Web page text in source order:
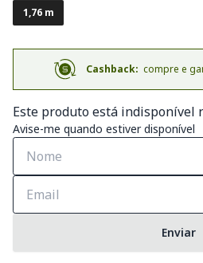
1,76 m
Cashback: compre e
Este produto está indisponível
Avise-me quando estiver disponível
Enviar